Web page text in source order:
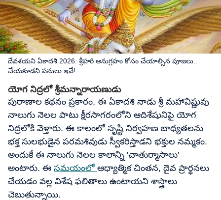
దేవశయని ఏకాదశి 2026: శ్రీహరి అనుగ్రహం కోసం చేయాల్సిన పూజలు..
చేయకూడని పనులు ఇవే!
యోగ నిద్రలో శ్రీమన్నారాయణుడు
పురాణాల కథనం ప్రకారం, ఈ ఏకాదశి నాడు శ్రీ మహావిష్ణువు
నాలుగు నెలల పాటు క్షీరసాగరంలోని ఆదిశేషునిపై యోగ
నిద్రలోకి వెళ్తారు. ఈ కాలంలో సృష్టి నిర్వహణ బాధ్యతలను
భక్త సులభుడైన పరమశివుడు స్వీకరిస్తాడని భక్తుల నమ్మకం.
అందుకే ఈ నాలుగు నెలల కాలాన్ని 'చాతుర్మాసాలు'
అంటారు. ఈ సమయంలో ఆధ్యాత్మిక చింతన, దైవ ప్రార్థనలు
చేయడం వల్ల విశేష ఫలితాలు ఉంటాయని శాస్త్రాలు
చెబుతున్నాయి.